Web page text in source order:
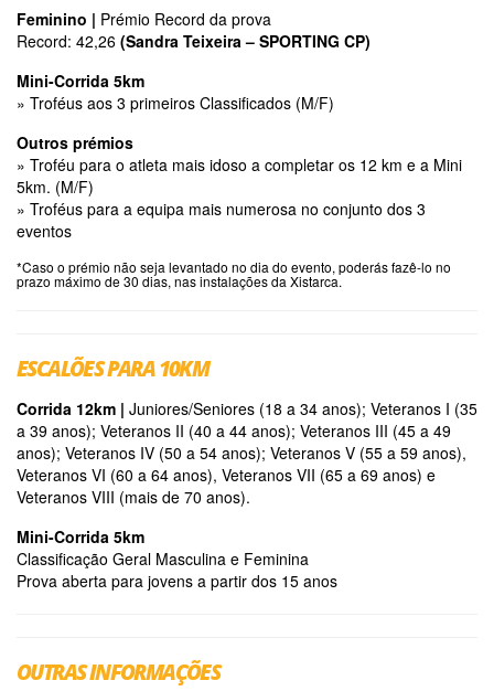
Feminino | Prémio Record da prova
Record: 42,26 (Sandra Teixeira – SPORTING CP)
Mini-Corrida 5km
» Troféus aos 3 primeiros Classificados (M/F)
Outros prémios
» Troféu para o atleta mais idoso a completar os 12 km e a Mini
5km. (M/F)
» Troféus para a equipa mais numerosa no conjunto dos 3
eventos
*Caso o prémio não seja levantado no dia do evento, poderás fazê-lo no
prazo máximo de 30 dias, nas instalações da Xistarca.
ESCALÕES PARA 10KM
Corrida 12km | Juniores/Seniores (18 a 34 anos); Veteranos I (35
a 39 anos); Veteranos II (40 a 44 anos); Veteranos III (45 a 49
anos); Veteranos IV (50 a 54 anos); Veteranos V (55 a 59 anos),
Veteranos VI (60 a 64 anos), Veteranos VII (65 a 69 anos) e
Veteranos VIII (mais de 70 anos).
Mini-Corrida 5km
Classificação Geral Masculina e Feminina
Prova aberta para jovens a partir dos 15 anos
OUTRAS INFORMAÇÕES